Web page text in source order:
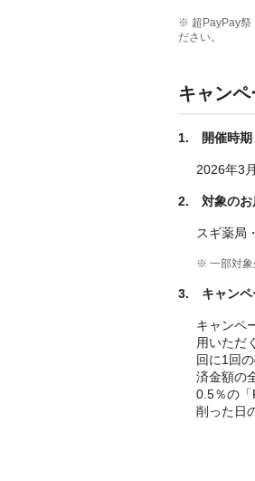
※ 超PayPay祭
ださい。
キャン
1. 開催時期
2026年3
2. 対象のお
スギ薬局
※ 一部対象
3. キャンペ
キャンペ
用いただ
回に1回
済金額の
0.5％の
削った日